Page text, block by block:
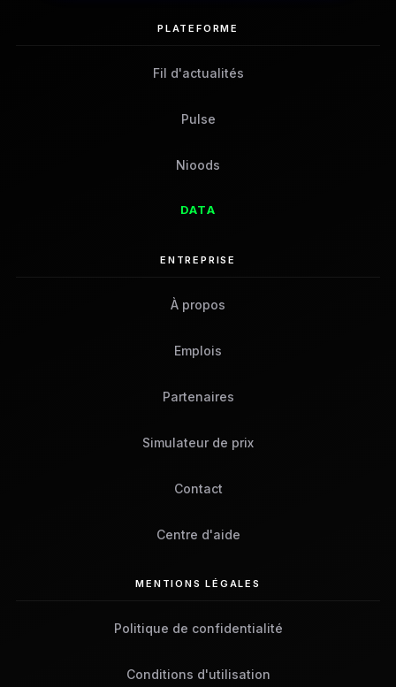
PLATEFORME
Fil d'actualités
Pulse
Nioods
DATA
ENTREPRISE
À propos
Emplois
Partenaires
Simulateur de prix
Contact
Centre d'aide
MENTIONS LÉGALES
Politique de confidentialité
Conditions d'utilisation